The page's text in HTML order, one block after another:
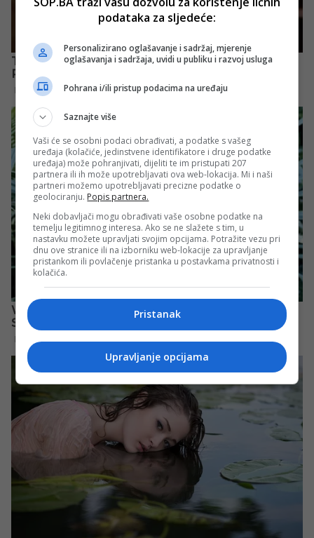
podataka za sljedeće:
Personalizirano oglašavanje i sadržaj, mjerenje
oglašavanja i sadržaja, uvidi u publiku i razvoj usluga
Pohrana i/ili pristup podacima na uređaju
Saznajte više
Vaši će se osobni podaci obrađivati, a podatke s vašeg
uređaja (kolačiće, jedinstvene identifikatore i druge podatke
uređaja) može pohranjivati, dijeliti te im pristupati 207
partnera ili ih može upotrebljavati ova web-lokacija. Mi i naši
partneri možemo upotrebljavati precizne podatke o
geolociranju. Popis partnera.
Neki dobavljači mogu obrađivati vaše osobne podatke na
temelju legitimnog interesa. Ako se ne slažete s tim, u
nastavku možete upravljati svojim opcijama. Potražite vezu pri
dnu ove stranice ili na izborniku web-lokacije za upravljanje
pristankom ili povlačenje pristanka u postavkama privatnosti i
kolačića.
Pristanak
Upravljanje opcijama